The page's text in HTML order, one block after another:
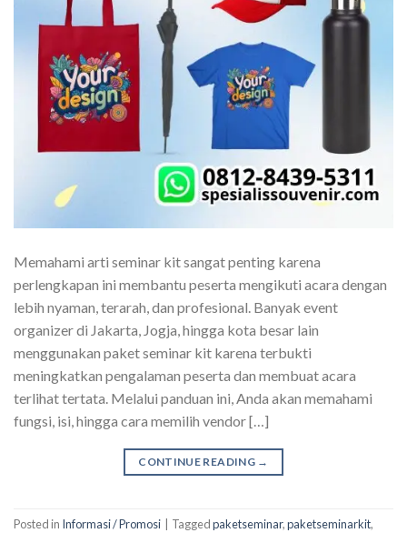
Memahami arti seminar kit sangat penting karena
perlengkapan ini membantu peserta mengikuti acara dengan
lebih nyaman, terarah, dan profesional. Banyak event
organizer di Jakarta, Jogja, hingga kota besar lain
menggunakan paket seminar kit karena terbukti
meningkatkan pengalaman peserta dan membuat acara
terlihat tertata. Melalui panduan ini, Anda akan memahami
fungsi, isi, hingga cara memilih vendor […]
CONTINUE READING →
Posted in Informasi / Promosi Taggedpaketseminar,paketseminarkit,